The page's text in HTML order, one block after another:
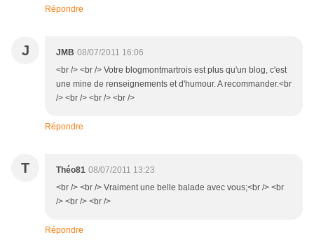
Répondre
J JMB 08/07/2011 16:06
<br /> <br /> Votre blogmontmartrois est plus qu'un blog, c'est
une mine de renseignements et d'humour. A recommander.<br
/> <br /> <br /> <br />
Répondre
T Théo81 08/07/2011 13:23
<br /> <br /> Vraiment une belle balade avec vous;<br /> <br
/> <br /> <br />
Répondre